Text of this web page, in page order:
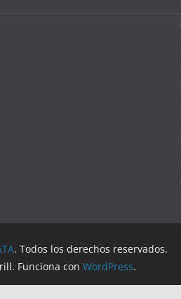
. Todos los derechos reservados.
Funciona con WordPress.